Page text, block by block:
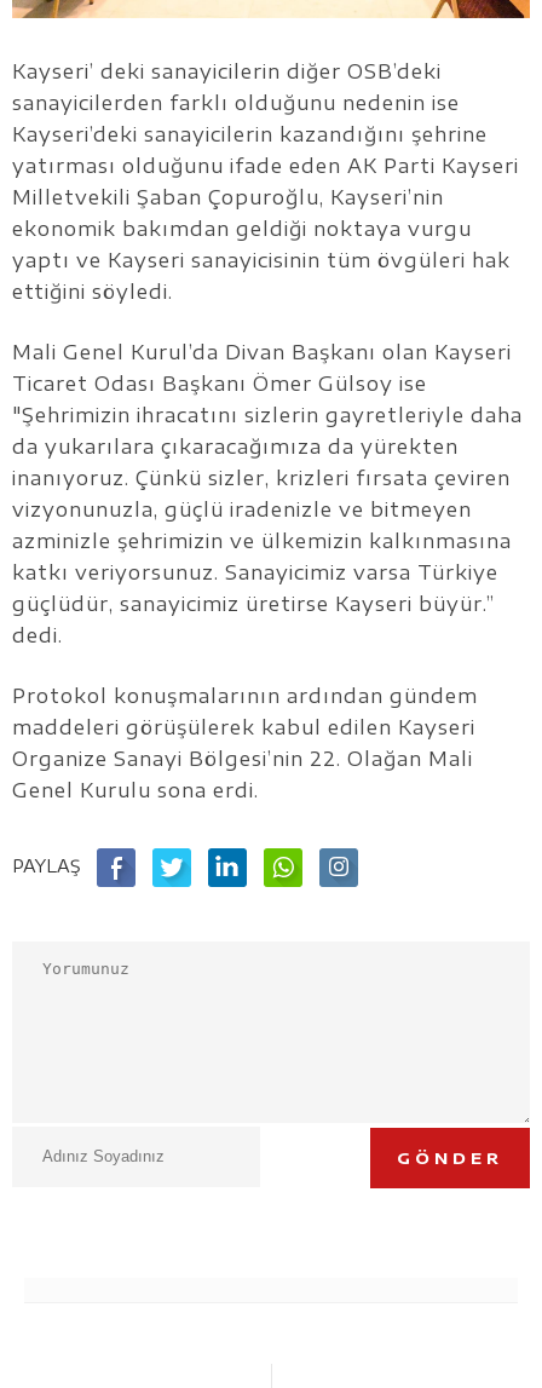
Kayseri’ deki sanayicilerin diğer OSB’deki
sanayicilerden farklı olduğunu nedenin ise
Kayseri’deki sanayicilerin kazandığını şehrine
yatırması olduğunu ifade eden AK Parti Kayseri
Milletvekili Şaban Çopuroğlu, Kayseri’nin
ekonomik bakımdan geldiği noktaya vurgu
yaptı ve Kayseri sanayicisinin tüm övgüleri hak
ettiğini söyledi.
Mali Genel Kurul’da Divan Başkanı olan Kayseri
Ticaret Odası Başkanı Ömer Gülsoy ise
"Şehrimizin ihracatını sizlerin gayretleriyle daha
da yukarılara çıkaracağımıza da yürekten
inanıyoruz. Çünkü sizler, krizleri fırsata çeviren
vizyonunuzla, güçlü iradenizle ve bitmeyen
azminizle şehrimizin ve ülkemizin kalkınmasına
katkı veriyorsunuz. Sanayicimiz varsa Türkiye
güçlüdür, sanayicimiz üretirse Kayseri büyür.”
dedi.
Protokol konuşmalarının ardından gündem
maddeleri görüşülerek kabul edilen Kayseri
Organize Sanayi Bölgesi’nin 22. Olağan Mali
Genel Kurulu sona erdi.
PAYLAŞ
GÖNDER